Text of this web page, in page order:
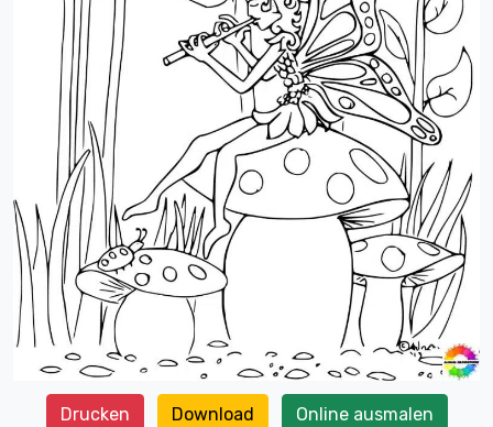
Drucken Download Online ausmalen